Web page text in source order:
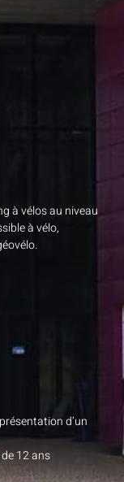
à vélos au niveau
à vélo,
d’un
12 ans